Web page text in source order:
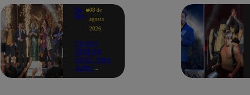
Yo
Soy
08 de
agosto
2026
Yo Soy
2026 EN
VIVO: “Hey
Jude”